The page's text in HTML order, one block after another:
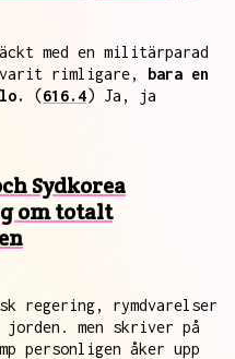
med en militärparad
varit rimligare, bara en
(616.4) Ja, ja
Sydkorea
om totalt
regering, rymdvarelser
men skriver på
personligen åker upp